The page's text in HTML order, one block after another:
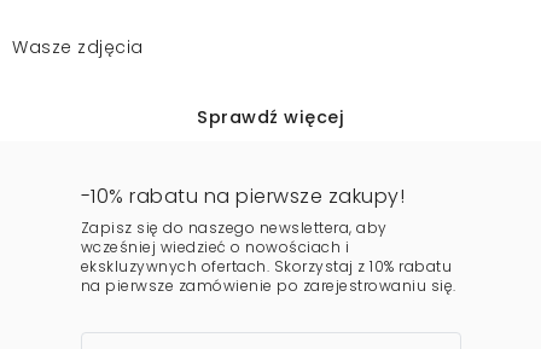
Wasze zdjęcia
Sprawdź więcej
-10% rabatu na pierwsze zakupy!
Zapisz się do naszego newslettera, aby
wcześniej wiedzieć o nowościach i
ekskluzywnych ofertach. Skorzystaj z 10% rabatu
na pierwsze zamówienie po zarejestrowaniu się.